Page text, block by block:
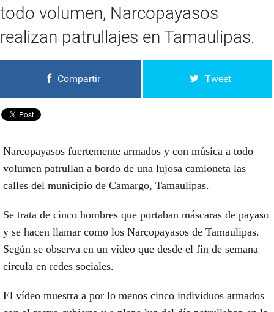
todo volumen, Narcopayasos
realizan patrullajes en Tamaulipas.
Compartir Tweet
Narcopayasos fuertemente armados y con música a todo
volumen patrullan a bordo de una lujosa camioneta las
calles del municipio de Camargo, Tamaulipas.
Se trata de cinco hombres que portaban máscaras de payaso
y se hacen llamar como los Narcopayasos de Tamaulipas.
Según se observa en un vídeo que desde el fin de semana
circula en redes sociales.
El vídeo muestra a por lo menos cinco individuos armados